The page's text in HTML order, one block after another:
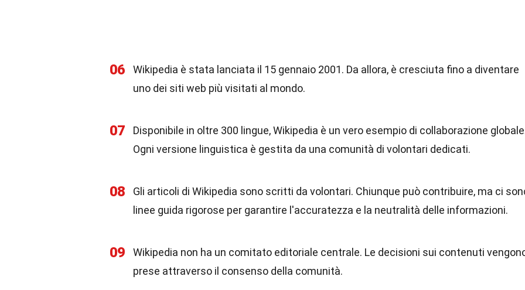
06
Wikipedia è stata lanciata il 15 gennaio 2001. Da allora, è cresciuta fino a diventare
uno dei siti web più visitati al mondo.
07
Disponibile in oltre 300 lingue, Wikipedia è un vero esempio di collaborazione
Ogni versione linguistica è gestita da una comunità di volontari dedicati.
08
Gli articoli di Wikipedia sono scritti da volontari. Chiunque può contribuire, ma ci
linee guida rigorose per garantire l'accuratezza e la neutralità delle informazioni.
09
Wikipedia non ha un comitato editoriale centrale. Le decisioni sui contenuti
prese attraverso il consenso della comunità.